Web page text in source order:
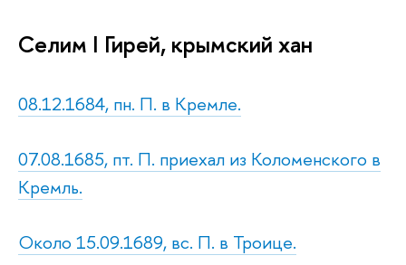
Селим I Гирей, крымский хан
08.12.1684, пн. П. в Кремле.
07.08.1685, пт. П. приехал из Коломенского в
Кремль.
Около 15.09.1689, вс. П. в Троице.